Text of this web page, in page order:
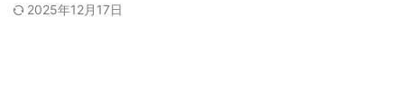
2025年12月17日